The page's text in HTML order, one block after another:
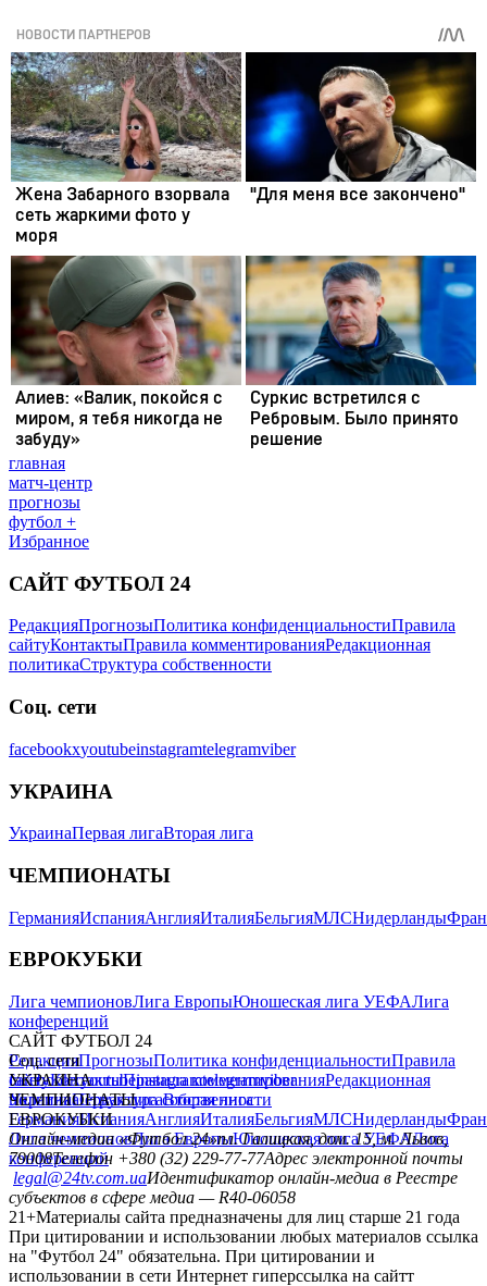
главная
матч-центр
прогнозы
футбол +
Избранное
САЙТ ФУТБОЛ 24
РедакцияПрогнозыПолитика конфиденциальностиПравила
сайтуКонтактыПравила комментированияРедакционная
политикаСтруктура собственности
Соц. сети
facebookxyoutubeinstagramtelegramviber
УКРАИНА
УкраинаПервая лигаВторая лига
ЧЕМПИОНАТЫ
ГерманияИспанияАнглияИталияБельгияМЛСНидерланды
ЕВРОКУБКИ
Лига чемпионовЛига ЕвропыЮношеская лига УЕФАЛига
конференций
САЙТ ФУТБОЛ 24
РедакцияПрогнозыПолитика конфиденциальностиПравила
сайтуКонтактыПравила комментированияРедакционная
политикаСтруктура собственности
Соц. сети
facebookxyoutubeinstagramtelegramviber
УКРАИНА
УкраинаПервая лигаВторая лига
ЧЕМПИОНАТЫ
ГерманияИспанияАнглияИталияБельгияМЛСНидерланды
ЕВРОКУБКИ
Лига чемпионовЛига ЕвропыЮношеская лига УЕФАЛига
конференций
Онлайн-медиа «Футбол 24»пл. Галицкая, дом. 15, м. Львов,
79008Телефон +380 (32) 229-77-77Адрес электронной почты
legal@24tv.com.uaИдентификатор онлайн-медиа в Реестре
субъектов в сфере медиа — R40-06058
21+Материалы сайта предназначены для лиц старше 21 года
При цитировании и использовании любых материалов ссылка
на "Футбол 24" обязательна. При цитировании и
использовании в сети Интернет гиперссылка на сайтт